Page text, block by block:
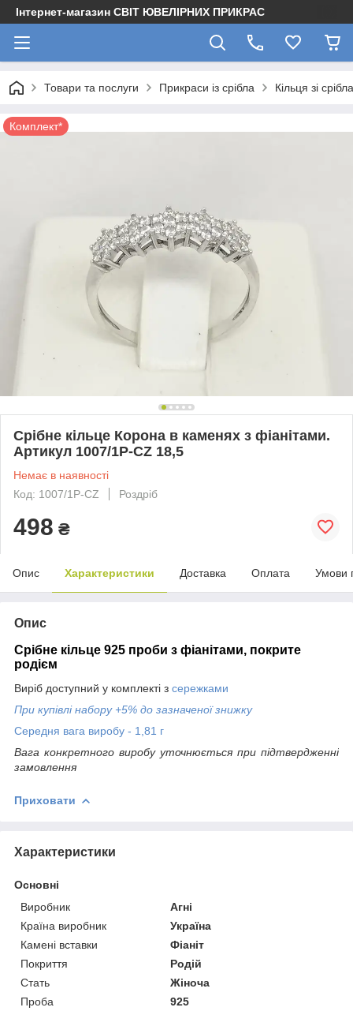
Інтернет-магазин СВІТ ЮВЕЛІРНИХ ПРИКРАС
Товари та послуги Прикраси із срібла Кільця зі срібла
Комплект*
Срібне кільце Корона в каменях з фіанітами.
Артикул 1007/1Р-CZ 18,5
Немає в наявності
Код: 1007/1Р-CZ
Роздріб
498 ₴
Опис Характеристики Доставка Оплата Умови
Опис
Срібне кільце 925 проби з фіанітами, покрите
родієм
Виріб доступний у комплекті з сережками
При купівлі набору +5% до зазначеної знижку
Середня вага виробу - 1,81 г
Вага конкретного виробу уточнюється при підтвердженні
замовлення
Приховати
Характеристики
Основні
Виробник
Агні
Країна виробник
Україна
Камені вставки
Фіаніт
Покриття
Родій
Стать
Жіноча
Проба
925